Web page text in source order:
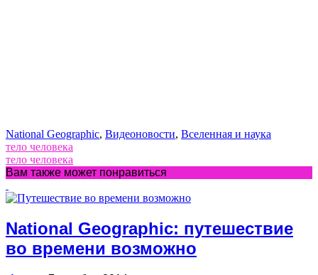
National Geographic, Видеоновости, Вселенная и наука
тело человека
тело человека
Вам также может понравиться
National Geographic: путешествие
во времени возможно